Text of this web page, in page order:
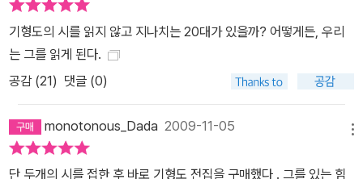
기형도의 시를 읽지 않고 지나치는 20대가 있을까? 어떻게든, 우리
는 그를 읽게 된다.
공감 (21) 댓글 (0)
monotonous_Dada 2009-11-05
단 두개의 시를 접한 후 바로 기형도 전집을 구매했다 . 그를 있는 힘